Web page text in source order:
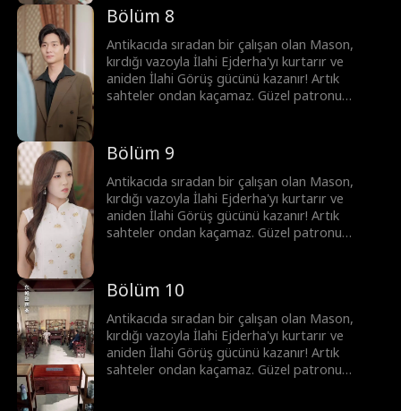
sıraya girer. Mason hızla yükselip şöhrete
kavuşur...
Bölüm 8
Antikacıda sıradan bir çalışan olan Mason,
kırdığı vazoyla İlahi Ejderha'yı kurtarır ve
aniden İlahi Görüş gücünü kazanır! Artık
sahteler ondan kaçamaz. Güzel patronu
sıraya girer. Mason hızla yükselip şöhrete
kavuşur...
Bölüm 9
Antikacıda sıradan bir çalışan olan Mason,
kırdığı vazoyla İlahi Ejderha'yı kurtarır ve
aniden İlahi Görüş gücünü kazanır! Artık
sahteler ondan kaçamaz. Güzel patronu
sıraya girer. Mason hızla yükselip şöhrete
kavuşur...
Bölüm 10
Antikacıda sıradan bir çalışan olan Mason,
kırdığı vazoyla İlahi Ejderha'yı kurtarır ve
aniden İlahi Görüş gücünü kazanır! Artık
sahteler ondan kaçamaz. Güzel patronu